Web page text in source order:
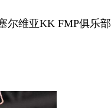
尔维亚KK FMP俱乐部